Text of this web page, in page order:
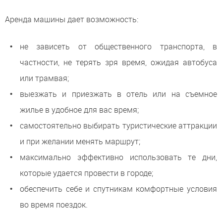
Аренда машины дает возможность:
не зависеть от общественного транспорта, в
частности, не терять зря время, ожидая автобуса
или трамвая;
выезжать и приезжать в отель или на съемное
жилье в удобное для вас время;
самостоятельно выбирать туристические аттракции
и при желании менять маршрут;
максимально эффективно использовать те дни,
которые удается провести в городе;
обеспечить себе и спутникам комфортные условия
во время поездок.